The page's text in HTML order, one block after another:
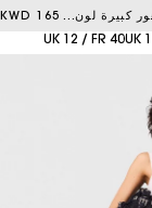
فستان طويل منقوش واسع بطبعة زهور كبيرة لون أزرق سماوي 165 KWD
UK
UK 12 / FR 40